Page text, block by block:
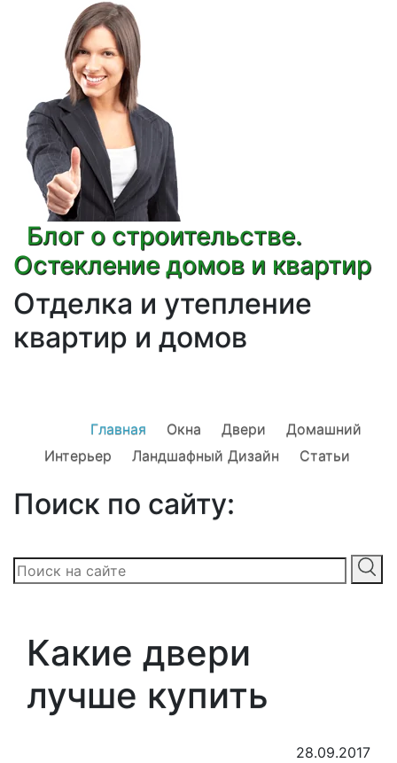
Блог о строительстве.
Остекление домов и квартир
Отделка и утепление
квартир и домов
Главная Окна Двери
Домашний
Интерьер
Ландшафный Дизайн Статьи
Поиск по сайту:
Какие двери
лучше купить
28.09.2017